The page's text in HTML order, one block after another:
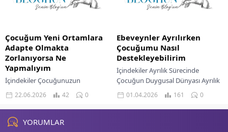
Çocuğum Yeni Ortamlara
Adapte Olmakta
Zorlanıyorsa Ne
Yapmalıyım
İçindekiler Çocuğunuzun
Adaptasyon Sürecini Anlamak Yeni
Ortama Hazırlık Süreci Adaptasyon
Sürecinde Destekleyici Yaklaşımlar
Çocuğunuzun Adaptasyonunu
22.06.2026 42 0
Ebeveynler Ayrılırken
Çocuğumu Nasıl
Destekleyebilirim
İçindekiler Ayrılık Sürecinde
Çocuğun Duygusal Dünyası Ayrılık
Haberini Çocuğa Vermek
Duyguların İfade Edilmesine
Destek Ortak Ebeveynlikte Uyumlu
01.04.2026 161 0
YORUMLAR